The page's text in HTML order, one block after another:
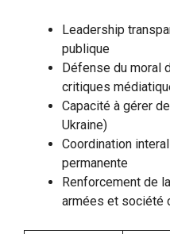
Leadership
publique
Défense du moral
critiques
Capacité à gérer
Ukraine)
Coordination
permanente
Renforcement de
armées et société